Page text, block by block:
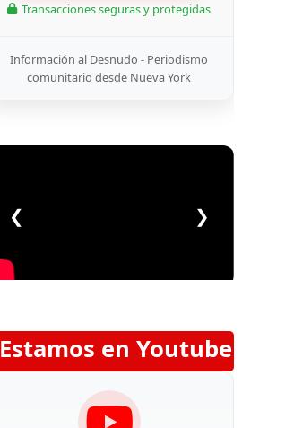
Transacciones seguras y protegidas
Información al Desnudo - Periodismo
comunitario desde Nueva York
❮ ❯
Estamos en Youtube